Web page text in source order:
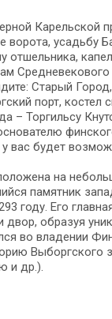
Карельской
ворота, усадьбу
отшельника,
Старый
порт, костел
– Торгильсу
вас будет
на
памятник
году. Его
образуя
во владении
Выборгского
и др.).